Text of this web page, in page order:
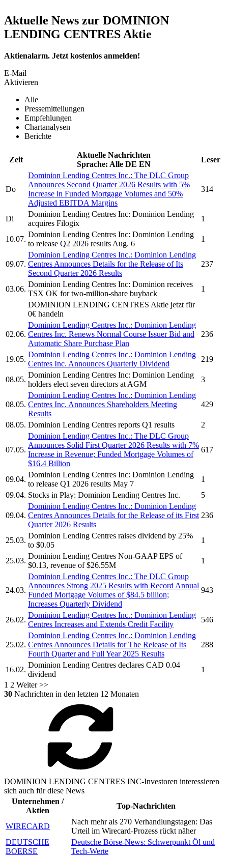
Aktuelle News zur DOMINION
LENDING CENTRES Aktie
Aktienalarm. Jetzt kostenlos anmelden!
E-Mail
Aktivieren
Alle
Pressemitteilungen
Empfehlungen
Chartanalysen
Berichte
Zeit
Aktuelle Nachrichten
Sprache: Alle DE EN
Leser
Do
Dominion Lending Centres Inc.: The DLC Group
Announces Second Quarter 2026 Results with 5%
Increase in Funded Mortgage Volumes and 50%
Adjusted EBITDA Margins
314
Di
Dominion Lending Centres Inc: Dominion Lending
acquires Filogix
1
10.07.
Dominion Lending Centres Inc: Dominion Lending
to release Q2 2026 results Aug. 6
1
09.07.
Dominion Lending Centres Inc.: Dominion Lending
Centres Announces Details for the Release of Its
Second Quarter 2026 Results
237
03.06.
Dominion Lending Centres Inc: Dominion receives
TSX OK for two-million-share buyback
1
DOMINION LENDING CENTRES Aktie jetzt für
0€ handeln
02.06.
Dominion Lending Centres Inc.: Dominion Lending
Centres Inc. Renews Normal Course Issuer Bid and
Automatic Share Purchase Plan
236
19.05.
Dominion Lending Centres Inc.: Dominion Lending
Centres Inc. Announces Quarterly Dividend
219
08.05.
Dominion Lending Centres Inc: Dominion Lending
holders elect seven directors at AGM
3
08.05.
Dominion Lending Centres Inc.: Dominion Lending
Centres Inc. Announces Shareholders Meeting
Results
429
08.05. Dominion Lending Centres reports Q1 results 2
07.05.
Dominion Lending Centres Inc.: The DLC Group
Announces Solid First Quarter 2026 Results with 7%
Increase in Revenue; Funded Mortgage Volumes of
$16.4 Billion
617
09.04.
Dominion Lending Centres Inc: Dominion Lending
to release Q1 2026 results May 7
1
09.04. Stocks in Play: Dominion Lending Centres Inc. 5
09.04.
Dominion Lending Centres Inc.: Dominion Lending
Centres Announces Details for the Release of its First
Quarter 2026 Results
236
25.03.
Dominion Lending Centres raises dividend by 25%
to $0.05
1
25.03.
Dominion Lending Centres Non-GAAP EPS of
$0.13, revenue of $26.55M
1
24.03.
Dominion Lending Centres Inc.: The DLC Group
Announces Strong 2025 Results with Record Annual
Funded Mortgage Volumes of $84.5 billion;
Increases Quarterly Dividend
943
26.02.
Dominion Lending Centres Inc.: Dominion Lending
Centres Increases and Extends Credit Facility
546
25.02.
Dominion Lending Centres Inc.: Dominion Lending
Centres Announces Details for The Release of Its
Fourth Quarter and Full Year 2025 Results
288
16.02.
Dominion Lending Centres declares CAD 0.04
dividend
1
1 2 Weiter >>
30 Nachrichten in den letzten 12 Monaten
DOMINION LENDING CENTRES INC-Investoren interessieren
sich auch für diese News
Unternehmen /
Aktien
Top-Nachrichten
WIRECARD
Nach mehr als 270 Verhandlungstagen: Das
Urteil im Wirecard-Prozess rückt näher
DEUTSCHE
BOERSE
Deutsche Börse-News: Schwerpunkt Öl und
Tech-Werte